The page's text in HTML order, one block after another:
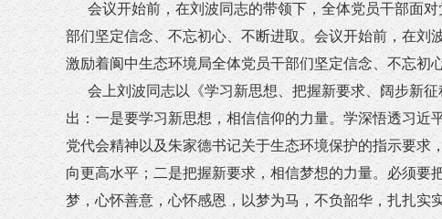
会议开始前，在刘波同志的带领下，全体党员干部面对
部们坚定信念、不忘初心、不断进取。会议开始前，在刘
激励着阆中生态环境局全体党员干部们坚定信念、不忘初
会上刘波同志以《学习新思想、把握新要求、阔步新
出：一是要学习新思想，相信信仰的力量。学深悟透习
党代会精神以及朱家德书记关于生态环境保护的指示要
向更高水平；二是把握新要求，相信梦想的力量。必须要
梦，心怀善意，心怀感恩，以梦为马，不负韶华，扎扎